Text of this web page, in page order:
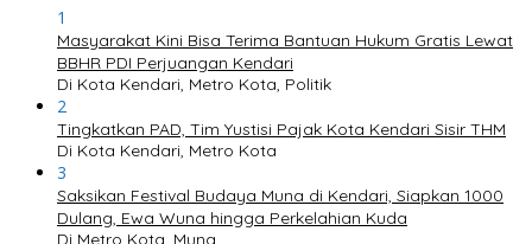
1
Masyarakat Kini Bisa Terima Bantuan Hukum Gratis Lewat
BBHR PDI Perjuangan Kendari
Di Kota Kendari, Metro Kota, Politik
2
Tingkatkan PAD, Tim Yustisi Pajak Kota Kendari Sisir THM
Di Kota Kendari, Metro Kota
3
Saksikan Festival Budaya Muna di Kendari, Siapkan 1000
Dulang, Ewa Wuna hingga Perkelahian Kuda
Di Metro Kota, Muna